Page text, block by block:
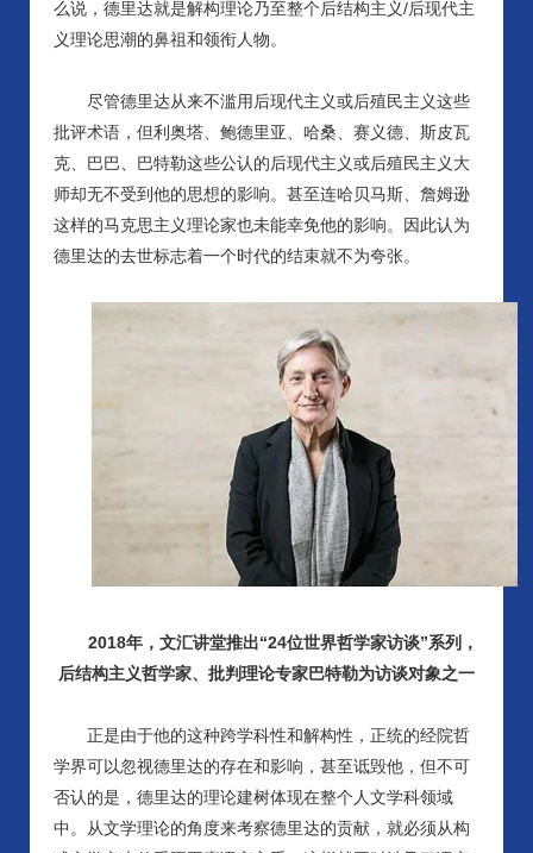
么说，德里达就是解构理论乃至整个后结构主义/后现代主
义理论思潮的鼻祖和领衔人物。
尽管德里达从来不滥用后现代主义或后殖民主义这些
批评术语，但利奥塔、鲍德里亚、哈桑、赛义德、斯皮瓦
克、巴巴、巴特勒这些公认的后现代主义或后殖民主义大
师却无不受到他的思想的影响。甚至连哈贝马斯、詹姆逊
这样的马克思主义理论家也未能幸免他的影响。因此认为
德里达的去世标志着一个时代的结束就不为夸张。
2018年，文汇讲堂推出“24位世界哲学家访谈”系列，
后结构主义哲学家、批判理论专家巴特勒为访谈对象之一
正是由于他的这种跨学科性和解构性，正统的经院哲
学界可以忽视德里达的存在和影响，甚至诋毁他，但不可
否认的是，德里达的理论建树体现在整个人文学科领域
中。从文学理论的角度来考察德里达的贡献，就必须从构